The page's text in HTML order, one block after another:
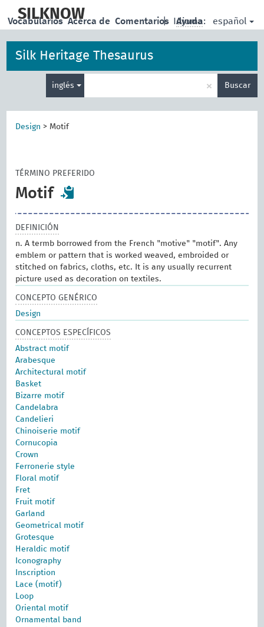
main
SILKNOW | Idioma: español
Vocabularios Acerca de Comentarios Ayuda
Silk Heritage Thesaurus
inglés × Buscar
Design > Motif
TÉRMINO PREFERIDO
Motif
DEFINICIÓN
n. A termb borrowed from the French "motive" "motif". Any
emblem or pattern that is worked weaved, embroided or
stitched on fabrics, cloths, etc. It is any usually recurrent
picture used as decoration on textiles.
CONCEPTO GENÉRICO
Design
CONCEPTOS ESPECÍFICOS
Abstract motif
Arabesque
Architectural motif
Basket
Bizarre motif
Candelabra
Candelieri
Chinoiserie motif
Cornucopia
Crown
Ferronerie style
Floral motif
Fret
Fruit motif
Garland
Geometrical motif
Grotesque
Heraldic motif
Iconography
Inscription
Lace (motif)
Loop
Oriental motif
Ornamental band